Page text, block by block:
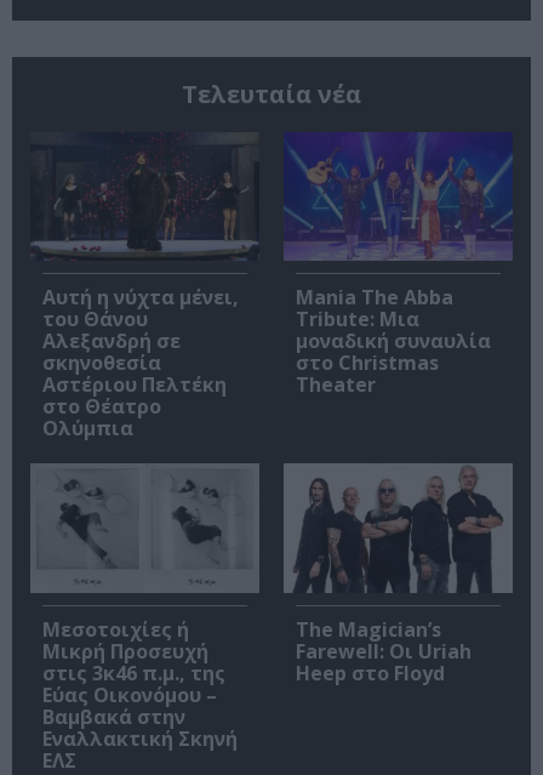
Τελευταία νέα
Αυτή η νύχτα μένει,
του Θάνου
Αλεξανδρή σε
σκηνοθεσία
Αστέριου Πελτέκη
στο Θέατρο
Ολύμπια
Mania The Abba
Tribute: Μια
μοναδική συναυλία
στο Christmas
Theater
Μεσοτοιχίες ή
Μικρή Προσευχή
στις 3κ46 π.μ., της
Εύας Οικονόμου –
Βαμβακά στην
Εναλλακτική Σκηνή
ΕΛΣ
The Magician’s
Farewell: Οι Uriah
Heep στο Floyd